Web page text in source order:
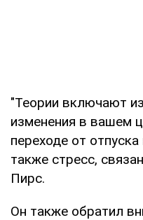
"Теории включают
изменения в вашем
переходе от
также стресс,
Пирс.
Он также обратил